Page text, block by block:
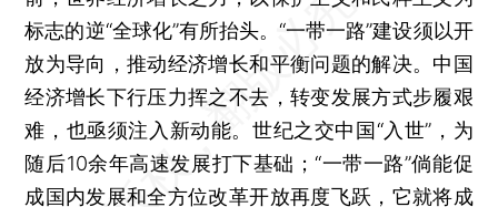
标志的逆“全球化”有所抬头。“一带一路”建设须以开
放为导向，推动经济增长和平衡问题的解决。中国
经济增长下行压力挥之不去，转变发展方式步履艰
难，也亟须注入新动能。世纪之交中国“入世”，为
随后10余年高速发展打下基础；“一带一路”倘能促
成国内发展和全方位改革开放再度飞跃，它就将成